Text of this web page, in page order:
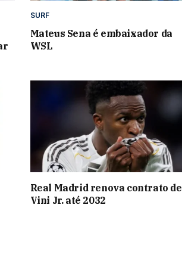
SURF
Mateus Sena é embaixador da
WSL
Real Madrid renova contrato de
Vini Jr. até 2032